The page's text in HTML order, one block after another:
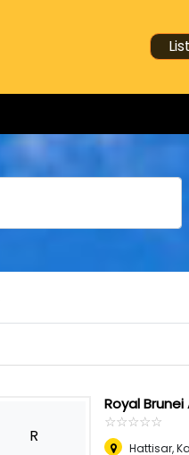
R
Royal Brunei
☆☆☆☆☆
★★★★★
Hattisar,